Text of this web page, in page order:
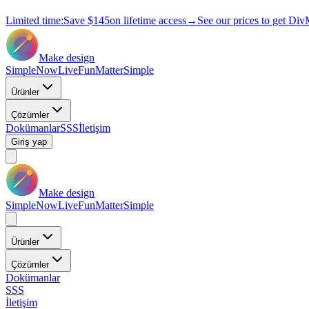
Limited time:Save $145on lifetime access→ See our prices to get
Make design
SimpleNowLiveFunMatterSimple
Ürünler
Çözümler
DokümanlarSSSİletişim
Giriş yap
Make design
SimpleNowLiveFunMatterSimple
Ürünler
Çözümler
Dokümanlar
SSS
İletişim